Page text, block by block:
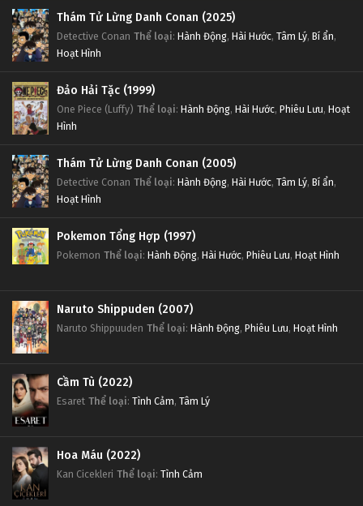
Thám Tử Lừng Danh Conan (2025)
Detective Conan Thể loại: Hành Động, Hài Hước, Tâm Lý, Bí ẩn,
Hoạt Hình
Đảo Hải Tặc (1999)
One Piece (Luffy) Thể loại: Hành Động, Hài Hước, Phiêu Lưu, Hoạt
Hình
Thám Tử Lừng Danh Conan (2005)
Detective Conan Thể loại: Hành Động, Hài Hước, Tâm Lý, Bí ẩn,
Hoạt Hình
Pokemon Tổng Hợp (1997)
Pokemon Thể loại: Hành Động, Hài Hước, Phiêu Lưu, Hoạt Hình
Naruto Shippuden (2007)
Naruto Shippuuden Thể loại: Hành Động, Phiêu Lưu, Hoạt Hình
Cầm Tù (2022)
Esaret Thể loại: Tình Cảm, Tâm Lý
Hoa Máu (2022)
Kan Cicekleri Thể loại: Tình Cảm